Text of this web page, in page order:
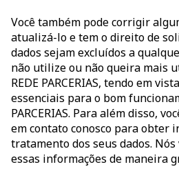
Você também pode corrigir
atualizá-lo e tem o direito de
dados sejam excluídos a
não utilize ou não queira mais
REDE PARCERIAS, tendo em
essenciais para o bom
PARCERIAS. Para além disso,
em contato conosco para obter
tratamento dos seus dados.
essas informações de maneira